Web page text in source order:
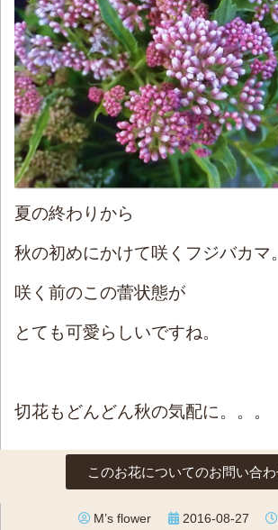
夏の終わりから
秋の初めにかけて咲くフジバカマ。
咲く前のこの蕾状態が
とても可愛らしいですね。
切花もどんどん秋の気配に。。。
このお花についてのお問い合
M’s flower 2016-08-27